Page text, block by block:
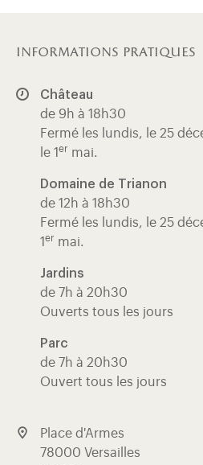
informations pratiques
Château
de 9h à 18h30
Fermé les lundis, le 25
le 1 er mai.
Domaine de Trianon
de 12h à 18h30
Fermé les lundis, le 25
1 er mai.
Jardins
de 7h à 20h30
Ouverts tous les jours
Parc
de 7h à 20h30
Ouvert tous les jours
Place d'Armes
78000 Versailles